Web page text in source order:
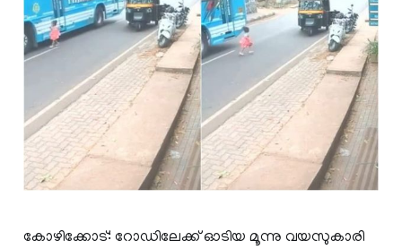
കോഴിക്കോട്: റോഡിലേക്ക് ഓടിയ മൂന്നു വയസുകാരി